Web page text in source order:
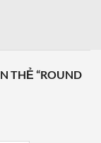
THẺ “ROUND